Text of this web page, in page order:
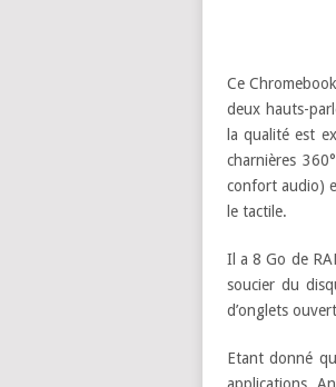
Ce
deux hauts-
la qualité est
charnières
confort audio)
le tactile.
Il a 8 Go de
soucier du
d’onglets
Etant donné